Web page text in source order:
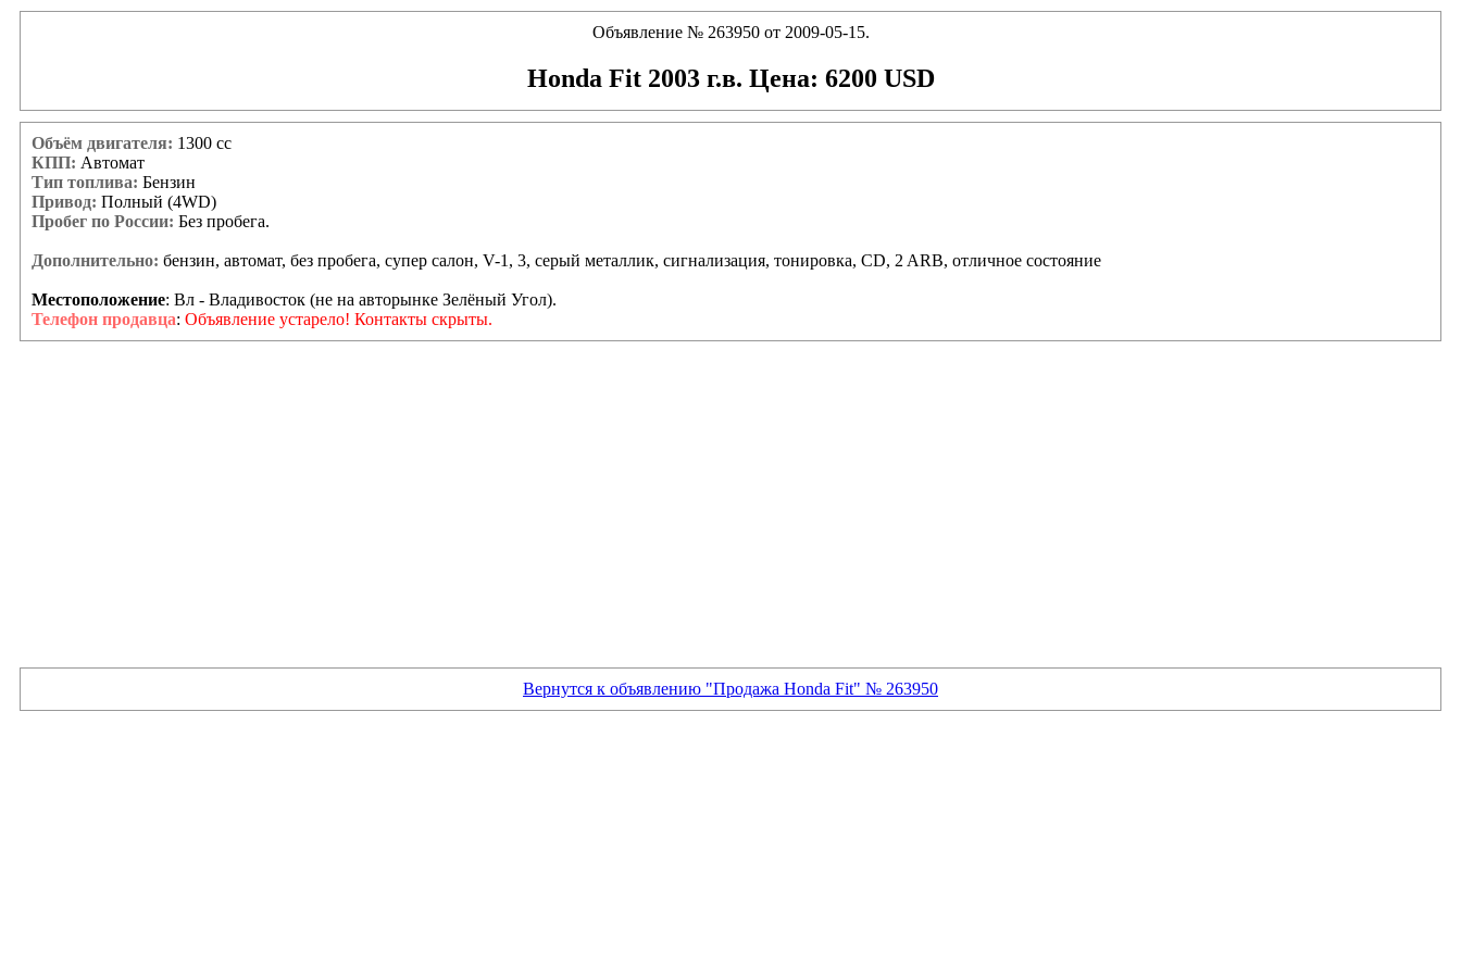
Объявление № 263950 от 2009-05-15.
Honda Fit 2003 г.в. Цена: 6200 USD
Объём двигателя: 1300 сс
КПП: Автомат
Тип топлива: Бензин
Привод: Полный (4WD)
Пробег по России: Без пробега.
Дополнительно: бензин, автомат, без пробега, супер салон, V-1, 3, серый металлик, сигнализация, тонировка, CD, 2 ARB, отличное состояние
Местоположение: Вл - Владивосток (не на авторынке Зелёный Угол).
Телефон продавца: Объявление устарело! Контакты скрыты.
Вернутся к объявлению "Продажа Honda Fit" № 263950